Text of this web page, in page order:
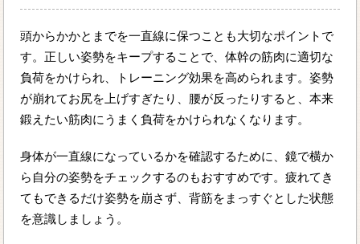
頭からかかとまでを一直線に保つことも大切なポイントで
す。正しい姿勢をキープすることで、体幹の筋肉に適切な
負荷をかけられ、トレーニング効果を高められます。姿勢
が崩れてお尻を上げすぎたり、腰が反ったりすると、本来
鍛えたい筋肉にうまく負荷をかけられなくなります。
身体が一直線になっているかを確認するために、鏡で横か
ら自分の姿勢をチェックするのもおすすめです。疲れてき
てもできるだけ姿勢を崩さず、背筋をまっすぐとした状態
を意識しましょう。